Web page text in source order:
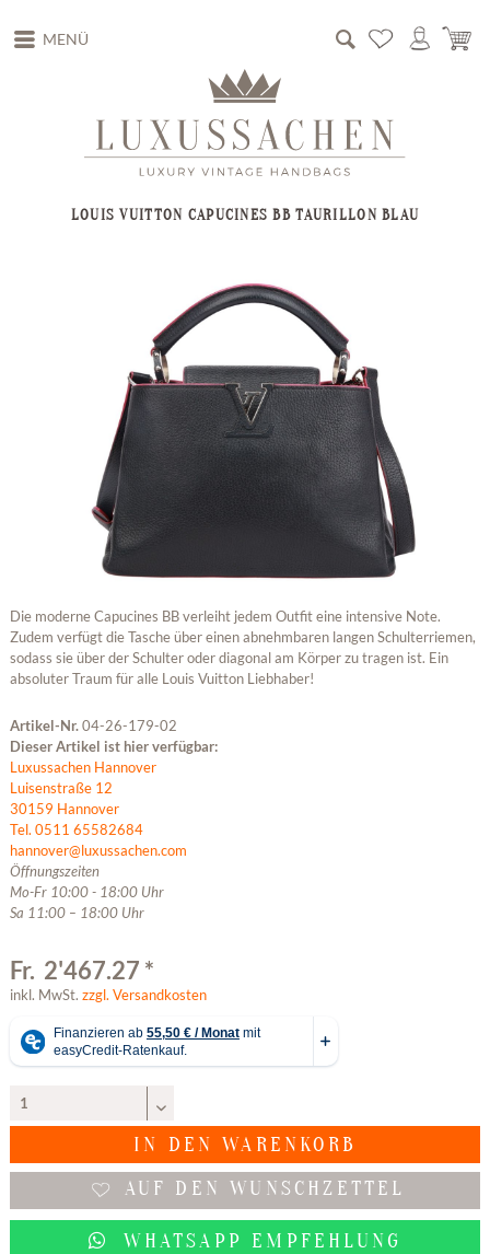
MENÜ
LOUIS VUITTON CAPUCINES BB TAURILLON BLAU
Die moderne Capucines BB verleiht jedem Outfit eine intensive Note.
Zudem verfügt die Tasche über einen abnehmbaren langen Schulterriemen,
sodass sie über der Schulter oder diagonal am Körper zu tragen ist. Ein
absoluter Traum für alle Louis Vuitton Liebhaber!
Artikel-Nr.04-26-179-02
Dieser Artikel ist hier verfügbar:
Luxussachen Hannover
Luisenstraße 12
30159 Hannover
Tel. 0511 65582684
hannover@luxussachen.com
Öffnungszeiten
Mo-Fr 10:00 - 18:00 Uhr
Sa 11:00 – 18:00 Uhr
Fr. 2'467.27 *
inkl. MwSt. zzgl. Versandkosten
IN DEN WARENKORB
AUF DEN WUNSCHZETTEL
WHATSAPP EMPFEHLUNG